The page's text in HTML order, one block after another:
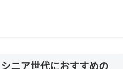
ニア世代におすすめの